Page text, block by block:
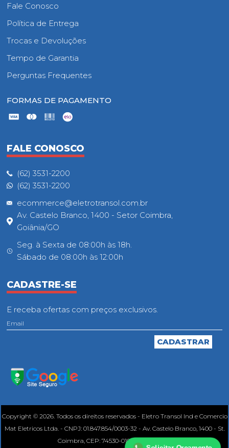
Fale Conosco
Política de Entrega
Trocas e Devoluções
Tempo de Garantia
Perguntas Frequentes
FORMAS DE PAGAMENTO
FALE CONOSCO
(62) 3531-2200
(62) 3531-2200
ecommerce@eletrotransol.com.br
Av. Castelo Branco, 1400 - Setor Coimbra,
Goiânia/GO
Seg. à Sexta de 08:00h às 18h.
Sábado de 08:00h às 12:00h
CADASTRE-SE
E receba ofertas com preços exclusivos.
Copyright © 2026. Todos os direitos reservados - Eletro Transol Ind e Comercio
Mat Eletricos Ltda. - CNPJ: 01.847.854/0003-32 - Av. Castelo Branco, 1400 - St.
Coimbra, CEP: 74530-010, Goiânia - GO.